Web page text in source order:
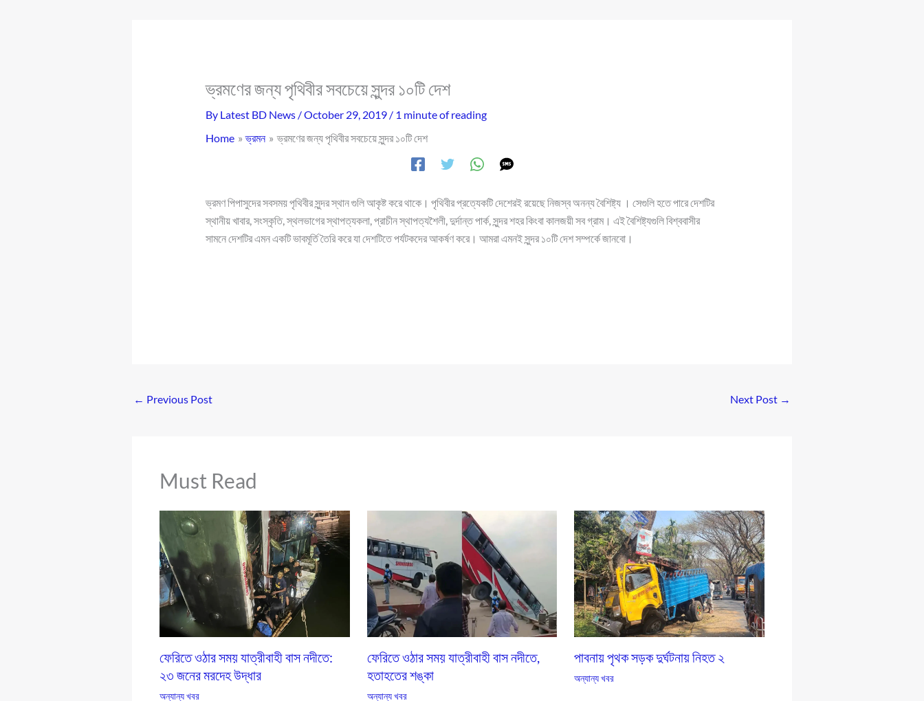
ভ্রমণের জন্য পৃথিবীর সবচেয়ে সুন্দর ১০টি দেশ
By Latest BD News /October 29, 2019 / 1 minute of reading
Home
ভ্রমন ভ্রমণের জন্য পৃথিবীর সবচেয়ে সুন্দর ১০টি দেশ
ভ্রমণ পিপাসুদের সবসময় পৃথিবীর সুন্দর স্থান গুলি আকৃষ্ট করে থাকে। পৃথিবীর প্রত্যেকটি দেশেরই রয়েছে নিজস্ব অনন্য বৈশিষ্ট্য । সেগুলি হতে পারে দেশটির
স্থানীয় খাবার, সংস্কৃতি, স্থলভাগের স্থাপত্যকলা, প্রাচীন স্থাপত্যশৈলী, দুর্দান্ত পার্ক, সুন্দর শহর কিংবা কালজয়ী সব গ্রাম। এই বৈশিষ্ট্যগুলি বিশ্ববাসীর
সামনে দেশটির এমন একটি ভাবমূর্তি তৈরি করে যা দেশটিতে পর্যটকদের আকর্ষণ করে। আমরা এমনই সুন্দর ১০টি দেশ সম্পর্কে জানবো।
← Previous Post Next Post →
Must Read
ফেরিতে ওঠার সময় যাত্রীবাহী বাস নদীতে:
২৩ জনের মরদেহ উদ্ধার
অন্যান্য খবর
ফেরিতে ওঠার সময় যাত্রীবাহী বাস নদীতে,
হতাহতের শঙ্কা
অন্যান্য খবর
পাবনায় পৃথক সড়ক দুর্ঘটনায় নিহত ২
অন্যান্য খবর